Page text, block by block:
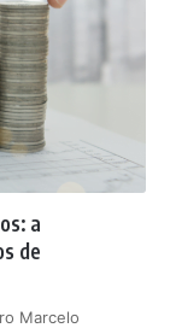
a
de
Marcelo